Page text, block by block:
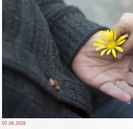
07.08.2026